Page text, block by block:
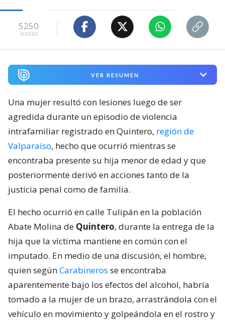
5250
visitas
VER RESUMEN
Una mujer resultó con lesiones luego de ser
agredida durante un episodio de violencia
intrafamiliar registrado en Quintero, región de
Valparaíso, hecho que ocurrió mientras se
encontraba presente su hija menor de edad y que
posteriormente derivó en acciones tanto de la
justicia penal como de familia.
El hecho ocurrió en calle Tulipán en la población
Abate Molina de Quintero, durante la entrega de la
hija que la víctima mantiene en común con el
imputado. En medio de una discusión, el hombre,
quien segúnCarabineros se encontraba
aparentemente bajo los efectos del alcohol, habría
tomado a la mujer de un brazo, arrastrándola con el
vehículo en movimiento y golpeándola en el rostro y